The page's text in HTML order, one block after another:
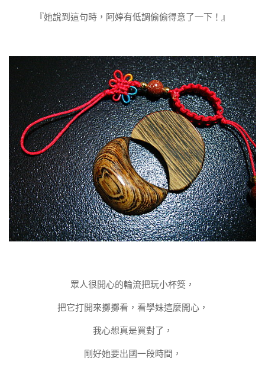
『她說到這句時，阿婷有低調偷偷得意了一下！』
眾人很開心的輪流把玩小杯筊，
把它打開來擲擲看，看學妹這麼開心，
我心想真是買對了，
剛好她要出國一段時間，